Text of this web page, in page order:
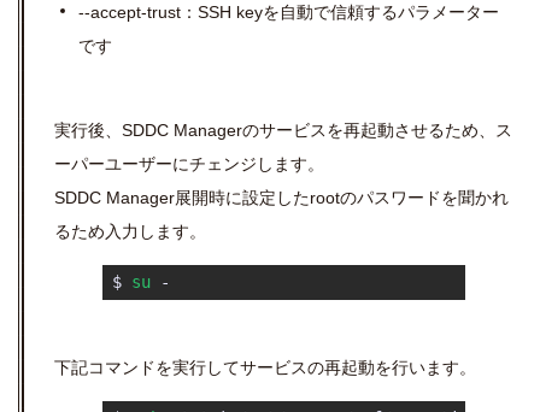
--accept-trust：SSH keyを自動で信頼するパラメーター
です
実行後、SDDC Managerのサービスを再起動させるため、ス
ーパーユーザーにチェンジします。
SDDC Manager展開時に設定したrootのパスワードを聞かれ
るため入力します。
$ su -
下記コマンドを実行してサービスの再起動を行います。